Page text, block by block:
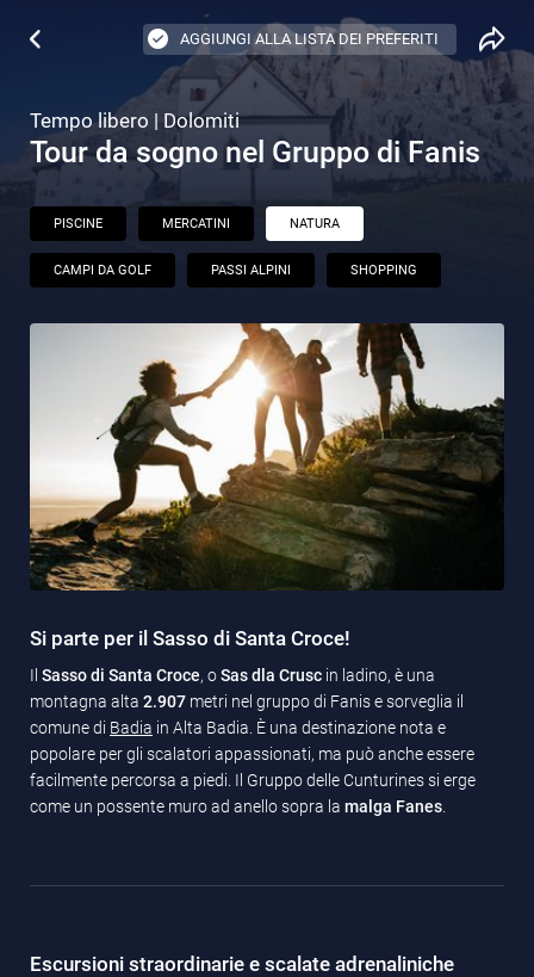
AGGIUNGI ALLA LISTA DEI PREFERITI
Tempo libero | Dolomiti
Tour da sogno nel Gruppo di Fanis
PISCINE MERCATINI NATURA
CAMPI DA GOLF PASSI ALPINI SHOPPING
Si parte per il Sasso di Santa Croce!
Il Sasso di Santa Croce, oSas dla Crusc in ladino, è una
montagna alta 2.907 metri nel gruppo di Fanis e sorveglia il
comune di Badia in Alta Badia. È una destinazione nota e
popolare per gli scalatori appassionati, ma può anche essere
facilmente percorsa a piedi. Il Gruppo delle Cunturines si erge
come un possente muro ad anello sopra la malga Fanes
Escursioni straordinarie e scalate adrenaliniche